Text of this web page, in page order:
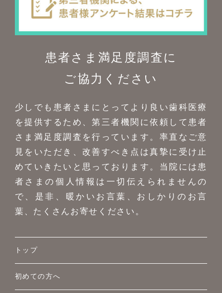
患者さま満足度調査に
ご協力ください
少しでも患者さまにとってより良い歯科医療
を提供するため、第三者機関に依頼して患者
さま満足度調査を行っています。率直なご意
見をいただき、改善すべき点は真摯に受け止
めていきたいと思っております。当院には患
者さまの個人情報は一切伝えられませんの
で、是非、暖かいお言葉、おしかりのお言
葉、たくさんお寄せください。
トップ
初めての方へ